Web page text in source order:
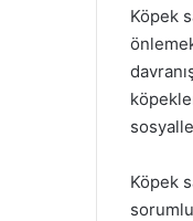
Köpek
Köpek